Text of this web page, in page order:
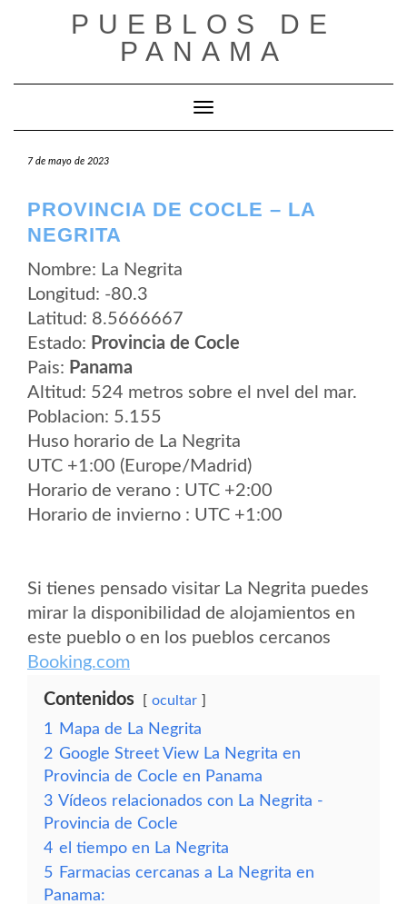
PUEBLOS DE
PANAMA
Cambiar modo de navegación
7 de mayo de 2023
PROVINCIA DE COCLE – LA
NEGRITA
Nombre: La Negrita
Longitud: -80.3
Latitud: 8.5666667
Estado: Provincia de Cocle
Pais: Panama
Altitud: 524 metros sobre el nvel del mar.
Poblacion: 5.155
Huso horario de La Negrita
UTC +1:00 (Europe/Madrid)
Horario de verano : UTC +2:00
Horario de invierno : UTC +1:00
Si tienes pensado visitar La Negrita puedes
mirar la disponibilidad de alojamientos en
este pueblo o en los pueblos cercanos
Booking.com
Contenidos ocultar
1
Mapa de La Negrita
2 Google Street View La Negrita en
Provincia de Cocle en Panama
3 Vídeos relacionados con La Negrita -
Provincia de Cocle
4 el tiempo en La Negrita
5 Farmacias cercanas a La Negrita en
Panama: